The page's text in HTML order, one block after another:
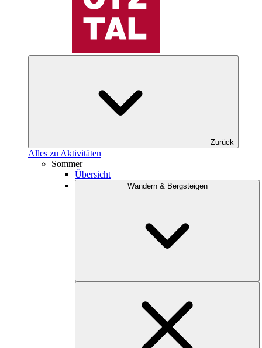
Zurück
Alles zu Aktivitäten
Sommer
Übersicht
Wandern & Bergsteigen